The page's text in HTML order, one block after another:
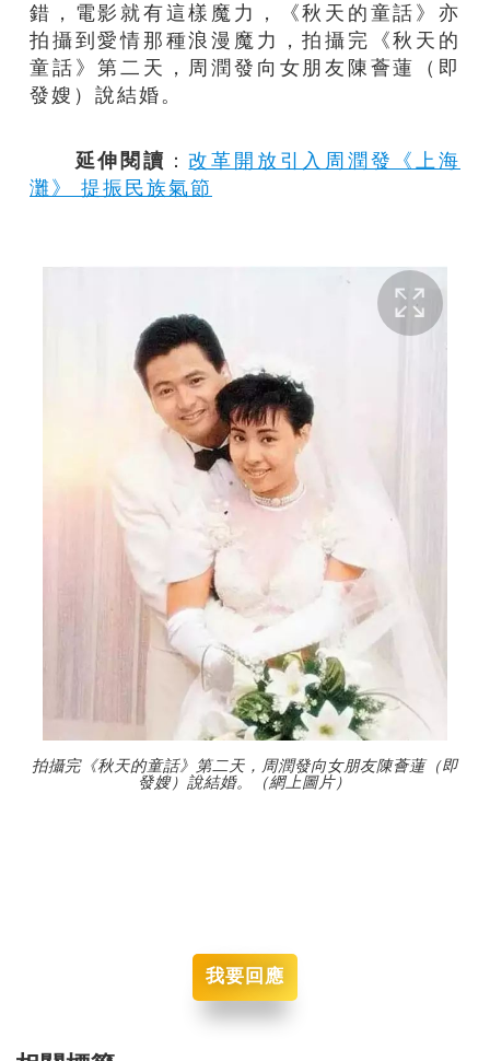
錯，電影就有這樣魔力，《秋天的童話》亦
拍攝到愛情那種浪漫魔力，拍攝完《秋天的
童話》第二天，周潤發向女朋友陳薈蓮（即
發嫂）說結婚。
延伸閱讀 ：改革開放引入周潤發《上海
灘》 提振民族氣節
拍攝完《秋天的童話》第二天，周潤發向女朋友陳薈蓮（即
發嫂）說結婚。（網上圖片）
我要回應